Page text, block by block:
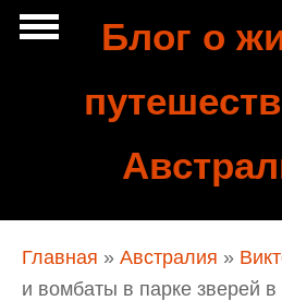
Перейти к основному
Блог о
Navigation
Вы здесь
Главная » Австралия »
и вомбаты в парке зверей